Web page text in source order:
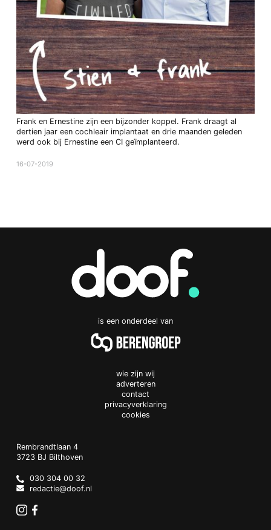
Frank en Ernestine zijn een bijzonder koppel. Frank draagt al
dertien jaar een cochleair implantaat en drie maanden geleden
werd ook bij Ernestine een CI geïmplanteerd.
16-07-2019
is een onderdeel van
wie zijn wij
adverteren
contact
privacyverklaring
cookies
Doof.nl
work
Rembrandtlaan 4
3723 BJ Bilthoven
Netherlands
030 304 00 32
redactie@doof.nl